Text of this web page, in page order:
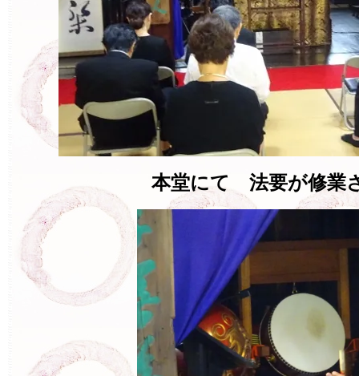
本堂にて 法要が修業